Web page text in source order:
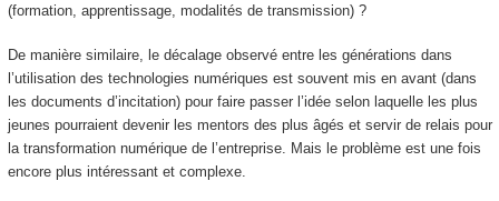
(formation, apprentissage, modalités de transmission) ?
De manière similaire, le décalage observé entre les générations dans
l’utilisation des technologies numériques est souvent mis en avant (dans
les documents d’incitation) pour faire passer l’idée selon laquelle les plus
jeunes pourraient devenir les mentors des plus âgés et servir de relais pour
la transformation numérique de l’entreprise. Mais le problème est une fois
encore plus intéressant et complexe.